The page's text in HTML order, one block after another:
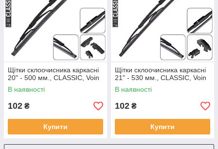
Щітки склоочисника каркасні
20" - 500 мм., CLASSIC, Voin
В наявності
102 ₴
Купити
Щітки склоочисника каркасні
21" - 530 мм., CLASSIC, Voin
В наявності
102 ₴
Купити